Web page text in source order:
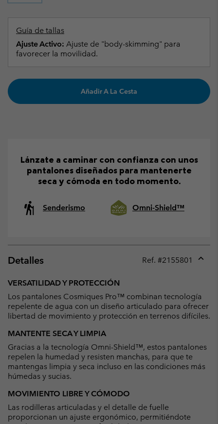
Guía de tallas
Ajuste Activo: Ajuste de "body-skimming" para
favorecer la movilidad.
Añadir A La Cesta
Lánzate a caminar con confianza con unos
pantalones diseñados para mantenerte
seca y cómoda en todo momento.
Senderismo Omni-Shield™
Detalles Ref. #2155801
VERSATILIDAD Y PROTECCIÓN
Los pantalones Cosmiques Pro™ combinan tecnología
repelente de agua con un diseño articulado para ofrecer
libertad de movimiento y protección en terrenos difíciles.
MANTENTE SECA Y LIMPIA
Gracias a la tecnología Omni-Shield™, estos pantalones
repelen la humedad y resisten manchas, para que te
mantengas limpia y seca incluso en las condiciones más
húmedas y sucias.
MOVIMIENTO LIBRE Y CÓMODO
Las rodilleras articuladas y el detalle de fuelle
proporcionan un ajuste ergonómico, permitiéndote